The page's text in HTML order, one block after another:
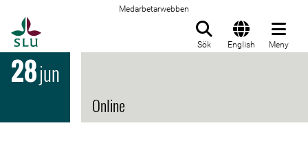
Medarbetarwebben
Sök English Meny
28jun
Online